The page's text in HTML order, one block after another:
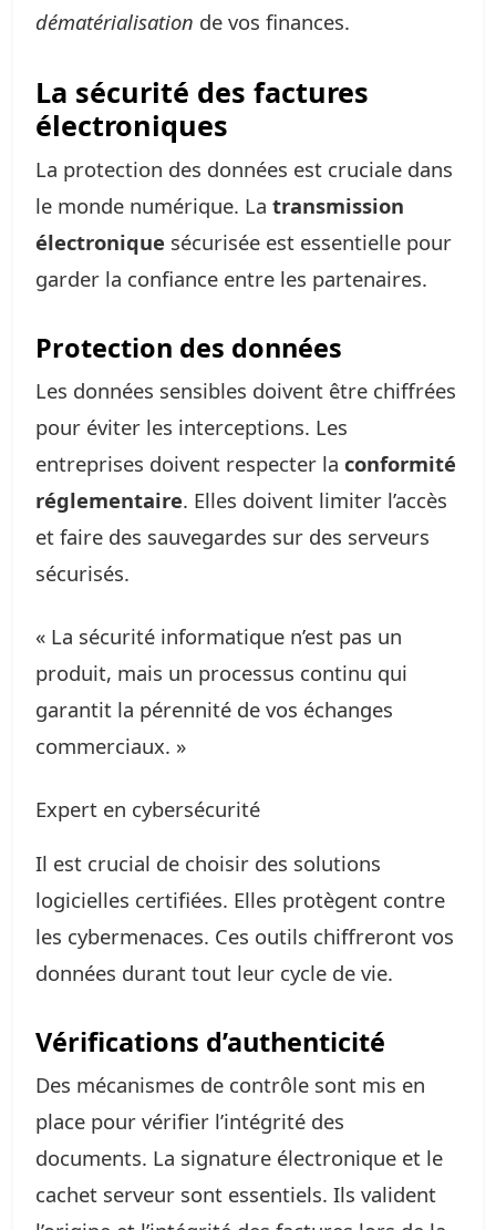
dématérialisation de vos finances.
La sécurité des factures
électroniques
La protection des données est cruciale dans
le monde numérique. La transmission
électronique sécurisée est essentielle pour
garder la confiance entre les partenaires.
Protection des données
Les données sensibles doivent être chiffrées
pour éviter les interceptions. Les
entreprises doivent respecter la conformité
réglementaire. Elles doivent limiter l’accès
et faire des sauvegardes sur des serveurs
sécurisés.
« La sécurité informatique n’est pas un
produit, mais un processus continu qui
garantit la pérennité de vos échanges
commerciaux. »
Expert en cybersécurité
Il est crucial de choisir des solutions
logicielles certifiées. Elles protègent contre
les cybermenaces. Ces outils chiffreront vos
données durant tout leur cycle de vie.
Vérifications d’authenticité
Des mécanismes de contrôle sont mis en
place pour vérifier l’intégrité des
documents. La signature électronique et le
cachet serveur sont essentiels. Ils valident